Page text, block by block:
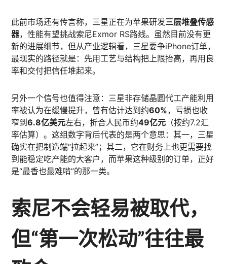
此前市场还有传言称，三星正在为苹果研发三层堆叠传感
器，性能有望挑战索尼Exmor RS路线。虽然目前没有更
新的进展细节，但从产业逻辑看，三星要争iPhone订单，
最现实的路径就是：先用工艺与结构把上限抬高，再用良
率和交付把信任堆起来。
另外一个信号也值得注意：三星非存储晶圆代工产能利用
率被认为在缓慢提升，曾有估计达到约60%，亏损也收
窄到6.8亿美元左右，折合人民币约49亿元 （按约7.2汇
率估算）。这组数字背后代表的是两个意思：其一，三星
确实在把制造端“拉起来”；其二，它在财务上也更需要找
到能稳定吃产能的大客户，而苹果这种级别的订单，正好
是“最香也最难啃”的那一类。
索尼不会轻易被取代，
但“第一次松动”往往最